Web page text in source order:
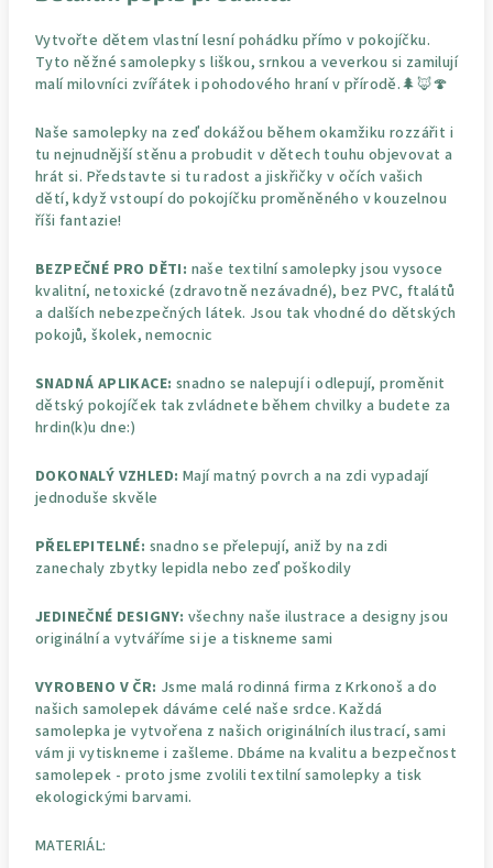
Vytvořte dětem vlastní lesní pohádku přímo v pokojíčku.
Tyto něžné samolepky s liškou, srnkou a veverkou si zamilují
malí milovníci zvířátek i pohodového hraní v přírodě.🌲🦊🍄
Naše samolepky na zeď dokážou během okamžiku rozzářit i
tu nejnudnější stěnu a probudit v dětech touhu objevovat a
hrát si. Představte si tu radost a jiskřičky v očích vašich
dětí, když vstoupí do pokojíčku proměněného v kouzelnou
říši fantazie!
BEZPEČNÉ PRO DĚTI: naše textilní samolepky jsou vysoce
kvalitní, netoxické (zdravotně nezávadné), bez PVC, ftalátů
a dalších nebezpečných látek. Jsou tak vhodné do dětských
pokojů, školek, nemocnic
SNADNÁ APLIKACE: snadno se nalepují i odlepují, proměnit
dětský pokojíček tak zvládnete během chvilky a budete za
hrdin(k)u dne:)
DOKONALÝ VZHLED: Mají matný povrch a na zdi vypadají
jednoduše skvěle
PŘELEPITELNÉ: snadno se přelepují, aniž by na zdi
zanechaly zbytky lepidla nebo zeď poškodily
JEDINEČNÉ DESIGNY: všechny naše ilustrace a designy jsou
originální a vytváříme si je a tiskneme sami
VYROBENO V ČR: Jsme malá rodinná firma z Krkonoš a do
našich samolepek dáváme celé naše srdce. Každá
samolepka je vytvořena z našich originálních ilustrací, sami
vám ji vytiskneme i zašleme. Dbáme na kvalitu a bezpečnost
samolepek - proto jsme zvolili textilní samolepky a tisk
ekologickými barvami.
MATERIÁL: